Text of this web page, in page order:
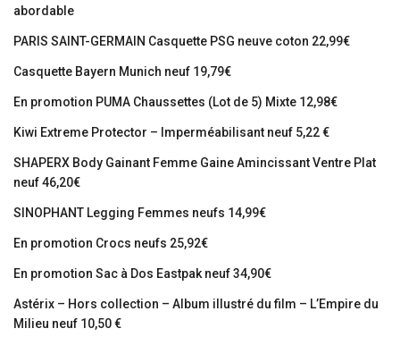
abordable
PARIS SAINT-GERMAIN Casquette PSG neuve coton 22,99€
Casquette Bayern Munich neuf 19,79€
En promotion PUMA Chaussettes (Lot de 5) Mixte 12,98€
Kiwi Extreme Protector – Imperméabilisant neuf 5,22 €
SHAPERX Body Gainant Femme Gaine Amincissant Ventre Plat
neuf 46,20€
SINOPHANT Legging Femmes neufs 14,99€
En promotion Crocs neufs 25,92€
En promotion Sac à Dos Eastpak neuf 34,90€
Astérix – Hors collection – Album illustré du film – L’Empire du
Milieu neuf 10,50 €